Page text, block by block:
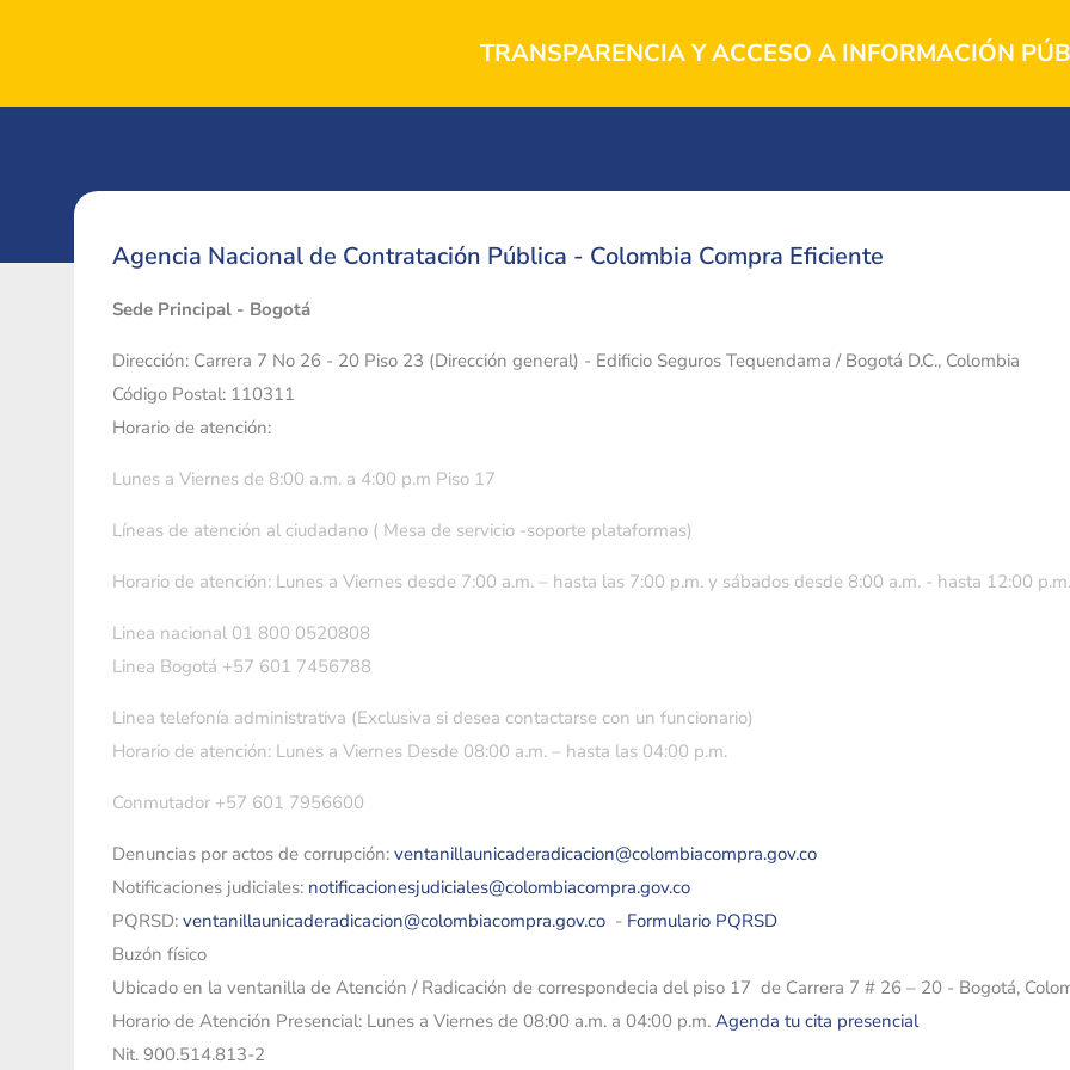
TRANSPARENCIA Y ACCESO A INFORMACIÓN
Agencia Nacional de Contratación Pública - Colombia Compra Eficiente
Sede Principal - Bogotá
Dirección: Carrera 7 No 26 - 20 Piso 23 (Dirección general) - Edificio Seguros Tequendama / Bogotá D.C., Colombia
Código Postal: 110311
Horario de atención:
Lunes a Viernes de 8:00 a.m. a 4:00 p.m Piso 17
Líneas de atención al ciudadano ( Mesa de servicio -soporte plataformas)
Horario de atención: Lunes a Viernes desde 7:00 a.m. – hasta las 7:00 p.m. y sábados desde 8:00 a.m. - hasta 12:00 p.m.
Linea nacional 01 800 0520808
Linea Bogotá +57 601 7456788
Linea telefonía administrativa (Exclusiva si desea contactarse con un funcionario)
Horario de atención: Lunes a Viernes Desde 08:00 a.m. – hasta las 04:00 p.m.
Conmutador +57 601 7956600
Denuncias por actos de corrupción: ventanillaunicaderadicacion@colombiacompra.gov.co
Notificaciones judiciales: notificacionesjudiciales@colombiacompra.gov.co
PQRSD: ventanillaunicaderadicacion@colombiacompra.gov.co - Formulario PQRSD
Buzón físico
Ubicado en la ventanilla de Atención / Radicación de correspondecia del piso 17 de Carrera 7 # 26 – 20 - Bogotá,
Horario de Atención Presencial: Lunes a Viernes de 08:00 a.m. a 04:00 p.m. Agenda tu cita presencial
Nit. 900.514.813-2